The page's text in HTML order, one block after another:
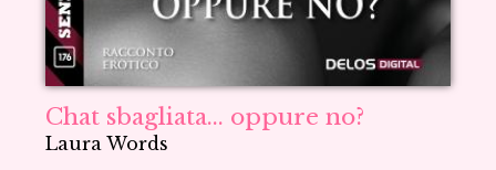
Chat sbagliata... oppure no?
Laura Words